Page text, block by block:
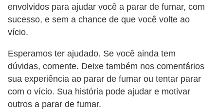
envolvidos para ajudar você a parar de fumar, com
sucesso, e sem a chance de que você volte ao
vício.
Esperamos ter ajudado. Se você ainda tem
dúvidas, comente. Deixe também nos comentários
sua experiência ao parar de fumar ou tentar parar
com o vício. Sua história pode ajudar e motivar
outros a parar de fumar.